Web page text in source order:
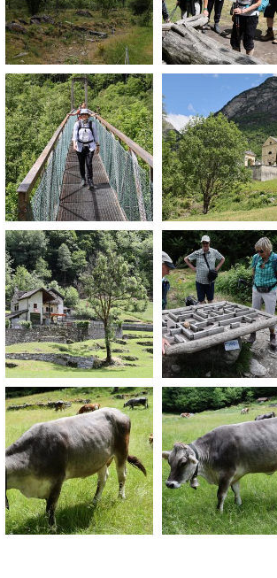
20260603113228-00.jpg 20260603113402-
20260603115218-00.jpg 20260603115355-
20260603120322-00.jpg 20260603120418-
20260603121330-00.jpg 20260603121806-